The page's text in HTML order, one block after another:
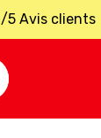
5 Avis clients